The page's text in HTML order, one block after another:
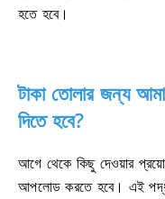
হতে হবে।
টাকা তোলার জন্য
দিতে হবে?
আগে থেকে কিছু দেওয়ার
আপলোড করতে হবে। এই